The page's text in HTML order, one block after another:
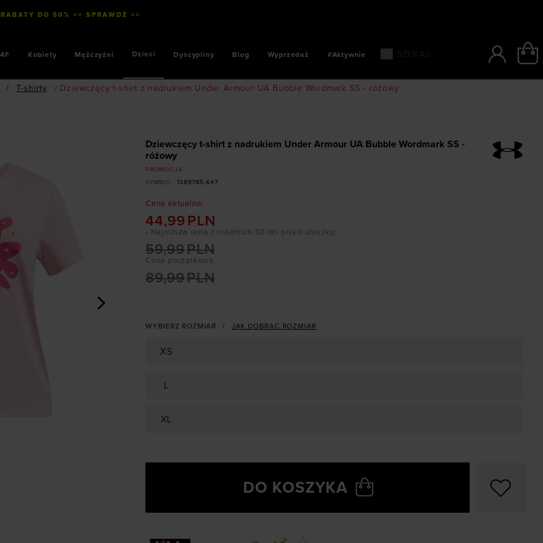
DO 50% >> SPRAWDŹ >>
4F Kobiety Mężczyźni Dzieci Dyscypliny Blog Wyprzedaż #Aktywnie
/ T-shirty / Dziewczęcy t-shirt z nadrukiem Under Armour UA Bubble Wordmark SS - różowy
Dziewczęcy t-shirt z nadrukiem Under Armour UA Bubble Wordmark SS -
różowy
PROMOCJA
SYMBOL
1389765-647
Cena aktualna:
44,99 PLN
Cena początkowa
89,99PLN
59,99PLN
- Najniższa cena z ostatnich 30 dni przed obniżką:
WYBIERZ ROZMIAR JAK DOBRAĆ ROZMIAR
XS
L
XL
DO KOSZYKA